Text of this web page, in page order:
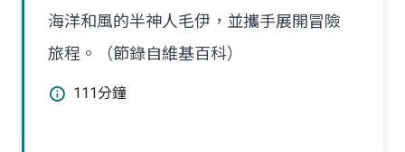
海洋和風的半神人毛伊，並攜手展開冒險
旅程。（節錄自維基百科）
111分鐘